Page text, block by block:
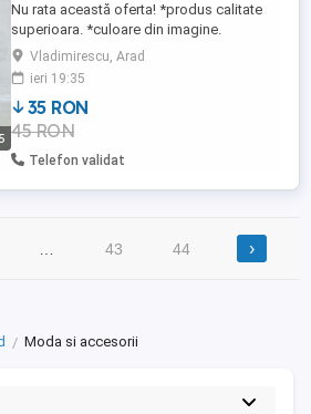
5
Nu rata această oferta! *produs calitate
superioara. *culoare din imagine.
*material din imagine. ***stare buna.
produs utilizat. NU FAC SCHIMBURI
Vladimirescu, Arad
ieri 19:35
35 RON
45 RON
Telefon validat
43 44 ›
Moda si accesorii